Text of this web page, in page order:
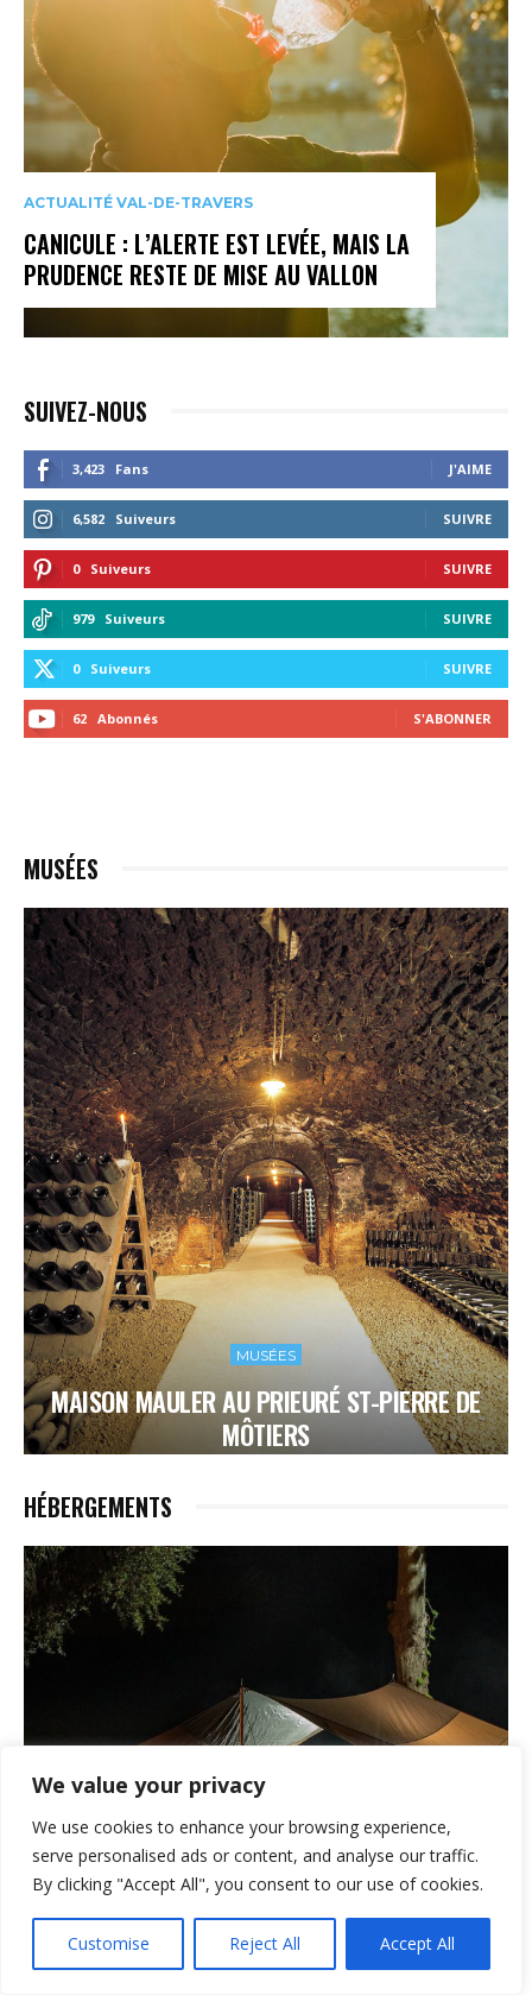
We value your privacy
We use cookies to enhance your browsing experience,
serve personalised ads or content, and analyse our traffic.
By clicking "Accept All", you consent to our use of cookies.
Customise Reject All Accept All
ACTUALITÉ VAL-DE-TRAVERS
CANICULE : L’ALERTE EST LEVÉE, MAIS LA
PRUDENCE RESTE DE MISE AU VALLON
SUIVEZ-NOUS
3,423 Fans J'AIME
6,582 Suiveurs SUIVRE
0 Suiveurs SUIVRE
979 Suiveurs SUIVRE
0 Suiveurs SUIVRE
62 Abonnés S'ABONNER
MUSÉES
MUSÉES
MAISON MAULER AU PRIEURÉ ST-PIERRE DE
MÔTIERS
HÉBERGEMENTS